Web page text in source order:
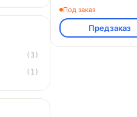
(3)
(1)
Под заказ
Предзаказ